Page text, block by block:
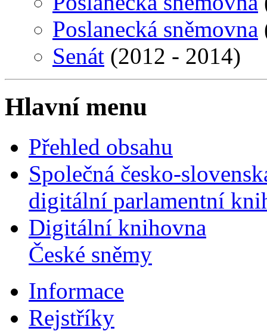
Poslanecká sněmovna
Senát (2012 - 2014)
Hlavní menu
Přehled obsahu
Společná česko-
digitální parlamentní
Digitální knihovna
České sněmy
Informace
Rejstříky